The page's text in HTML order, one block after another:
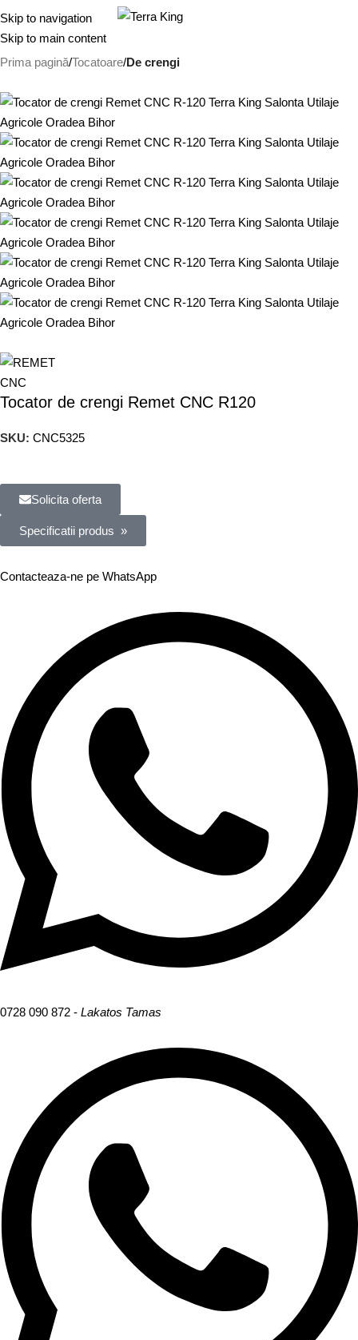
Skip to navigation
Skip to main content
Prima pagină Tocatoare De crengi
Tocator de crengi Remet CNC R120
SKU: CNC5325
Solicita oferta
Specificatii produs »
Contacteaza-ne pe WhatsApp
0728 090 872 - Lakatos Tamas